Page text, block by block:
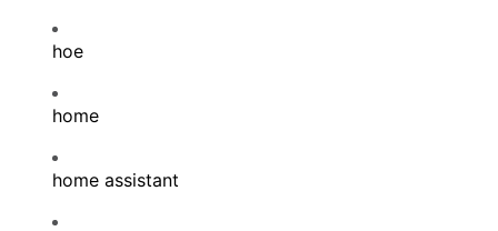
hoe
home
home assistant